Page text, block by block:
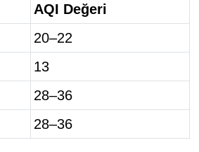
AQI Değeri
20–22
13
28–36
28–36